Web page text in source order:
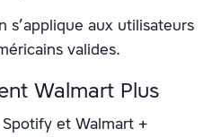
aux utilisateurs
valides.
Walmart Plus
et Walmart +